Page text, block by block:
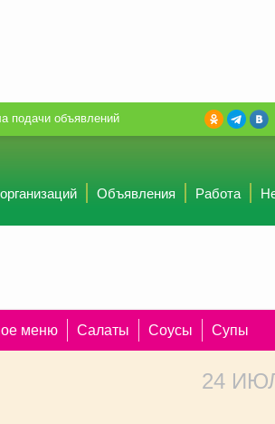
подачи объявлений
Объявления Работа
меню Салаты Соусы Супы
24